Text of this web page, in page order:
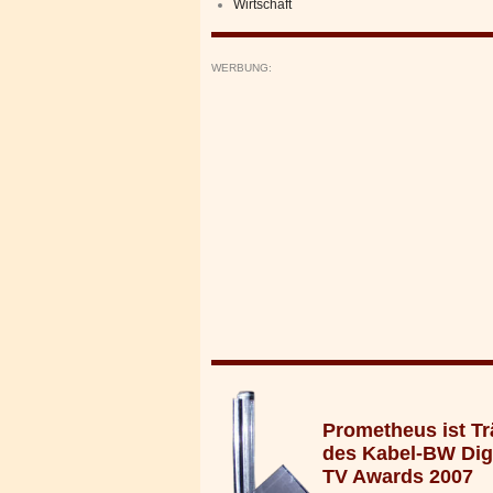
Wirtschaft
WERBUNG:
Prometheus ist
des Kabel-BW
TV Awards 2007